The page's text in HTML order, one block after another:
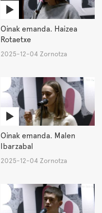
Oinak emanda. Haizea
Rotaetxe
2025-12-04 Zornotza
Oinak emanda. Malen
Ibarzabal
2025-12-04 Zornotza